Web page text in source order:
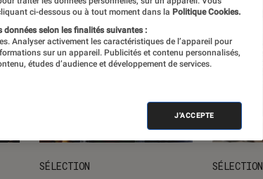
SÉLECTION SÉLECTION
ci-dessous ou à tout moment dans la Politique Cookies.
selon les finalités suivantes :
Analyser activement les caractéristiques de l’appareil pour
sur un appareil. Publicités et contenu personnalisés,
études d’audience et développement de services.
J'ACCEPTE